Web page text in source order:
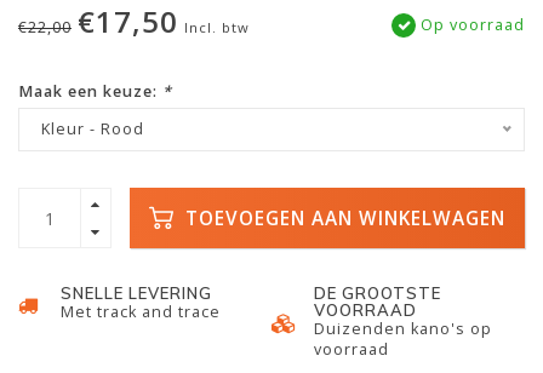
€22,00 €17,50 Incl. btw Op voorraad
Maak een keuze: *
Kleur - Rood
TOEVOEGEN AAN WINKELWAGEN
SNELLE LEVERING
Met track and trace
DE GROOTSTE
VOORRAAD
Duizenden kano's op
voorraad